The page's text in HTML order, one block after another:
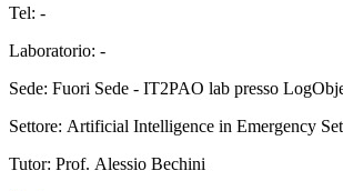
Tel: -
Laboratorio: -
Sede: Fuori Sede - IT2PAO lab presso
Settore: Artificial Intelligence in Emergency
Tutor: Prof. Alessio Bechini